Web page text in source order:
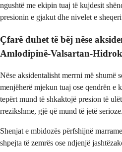
ngushtë me ekipin tuaj të kujdesit
presionin e gjakut dhe nivelet e
Çfarë duhet të bëj nëse
Amlodipinë-Valsartan-
Nëse aksidentalisht merrni më shumë
menjëherë mjekun tuaj ose qendrën
tepërt mund të shkaktojë presion të
rrezikshme, gjë që mund të jetë serioze.
Shenjat e mbidozës përfshijnë
shpejta të zemrës ose ndjenjë